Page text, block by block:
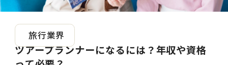
旅行業界
2024.07.17
ツアープランナーになるには？年収や資格